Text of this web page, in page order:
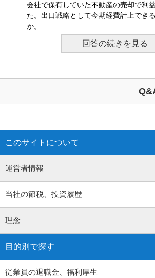
会社で保有していた不動産の売却で利
た。出口戦略として今期経費計上でき
か。
回答の続きを見る
このサイトについて
運営者情報
当社の節税、投資履歴
理念
目的別で探す
従業員の退職金、福利厚生